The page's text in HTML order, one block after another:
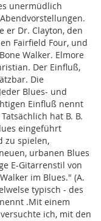
unermüdlich
er Dr. Clayton, den
Fairfield Four, und
Walker. Elmore
Der Einfluß,
Die
Blues- und
Einfluß nennt
hat B. B.
eingeführt
zu spielen,
urbanen Blues
E-Gitarrenstil von
im Blues." (A.
typisch - des
.Mit einem
ich, mit den